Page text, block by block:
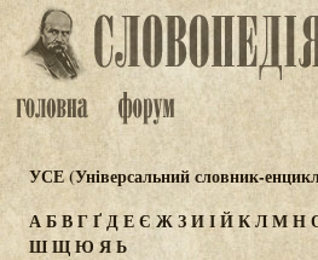
УСЕ (Універсальний словник-
АБВГҐДЕЄ ЖЗИІЙКЛМН
ШЩЮЯЬ